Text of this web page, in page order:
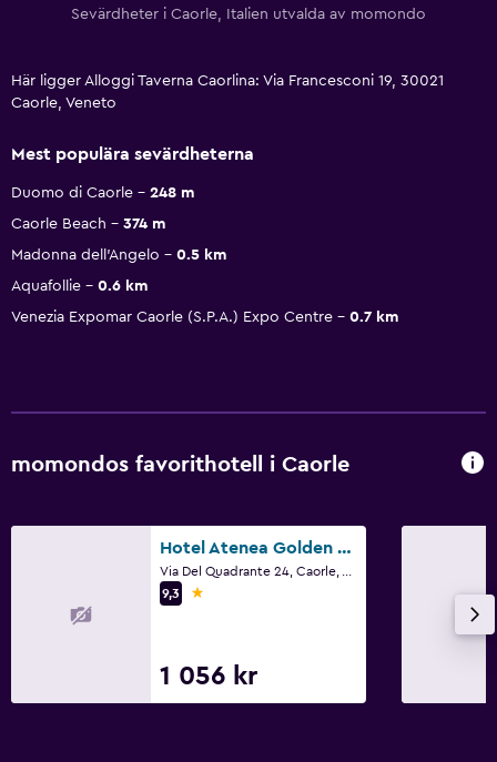
Sevärdheter i Caorle, Italien utvalda av momondo
Här ligger Alloggi Taverna Caorlina: Via Francesconi 19, 30021
Caorle, Veneto
Mest populära sevärdheterna
Duomo di Caorle
248 m
Caorle Beach
374 m
Madonna dell'Angelo
0.5 km
Aquafollie
0.6 km
Venezia Expomar Caorle (S.P.A.) Expo Centre
0.7 km
momondos favorithotell i Caorle
Hotel Atenea Golden Star
9,3
1 stjärna
1 056 kr